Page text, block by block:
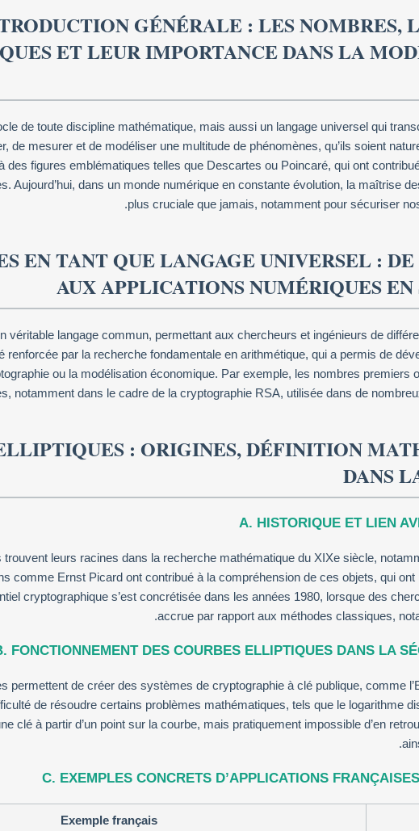
GÉNÉRALE : LES NOMBRES,
ET LEUR IMPORTANCE DANS LA
de toute discipline mathématique, mais aussi un langage universel qui
de mesurer et de modéliser une multitude de phénomènes, qu’ils soient
des figures emblématiques telles que Descartes ou Poincaré, qui ont
Aujourd’hui, dans un monde numérique en constante évolution, la maîtrise
plus cruciale que jamais, notamment pour sécuriser
EN TANT QUE LANGAGE UNIVERSEL :
AUX APPLICATIONS NUMÉRIQUES
véritable langage commun, permettant aux chercheurs et ingénieurs de
renforcée par la recherche fondamentale en arithmétique, qui a permis de
ou la modélisation économique. Par exemple, les nombres premiers
notamment dans le cadre de la cryptographie RSA, utilisée dans de
: ORIGINES, DÉFINITION
DANS
A. HISTORIQUE ET LIEN
trouvent leurs racines dans la recherche mathématique du XIXe siècle,
comme Ernst Picard ont contribué à la compréhension de ces objets, qui
cryptographique s’est concrétisée dans les années 1980, lorsque des
accrue par rapport aux méthodes classiques,
FONCTIONNEMENT DES COURBES ELLIPTIQUES DANS LA
permettent de créer des systèmes de cryptographie à clé publique, comme
de résoudre certains problèmes mathématiques, tels que le logarithme
clé à partir d’un point sur la courbe, mais pratiquement impossible d’en
C. EXEMPLES CONCRETS D’APPLICATIONS
Exemple français